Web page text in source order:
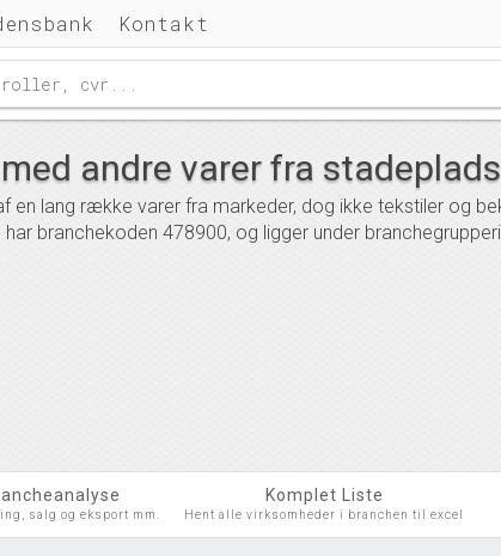
Kontakt
andre varer fra
en lang række varer fra markeder, dog ikke tekstiler og
branchekoden 478900, og ligger under
salg og eksport mm.
Komplet Liste
Hent alle virksomheder i branchen til excel